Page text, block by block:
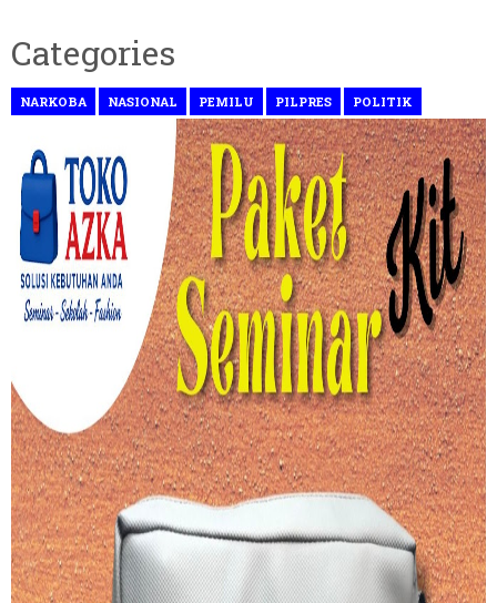
Categories
NARKOBA NASIONAL PEMILU PILPRES POLITIK